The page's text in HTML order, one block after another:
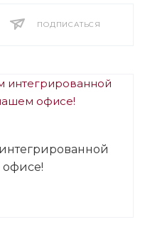
ПОДПИСАТЬСЯ